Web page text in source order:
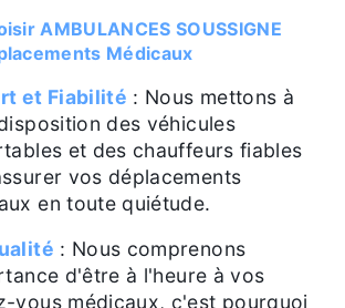
AMBULANCES SOUSSIGNE
Médicaux
et Fiabilité : Nous mettons à
des véhicules
et des chauffeurs fiables
vos déplacements
en toute quiétude.
: Nous comprenons
d'être à l'heure à vos
vous médicaux, c'est pourquoi